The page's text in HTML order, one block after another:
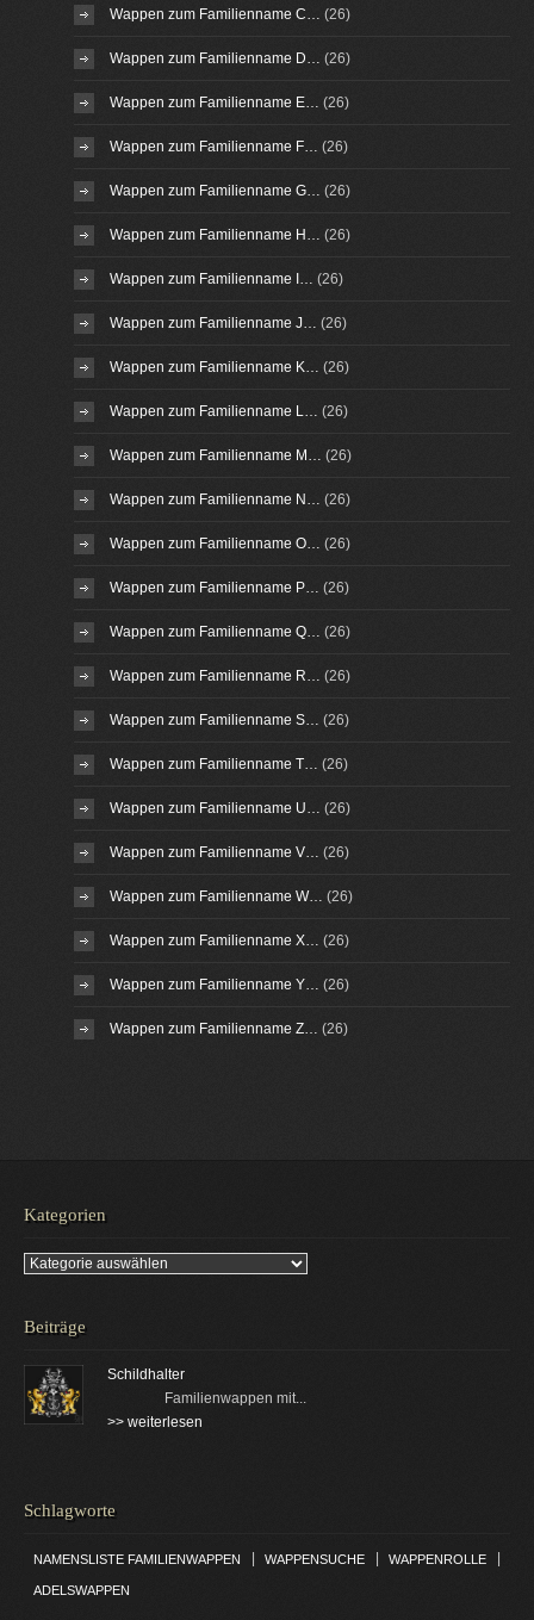
Wappen zum Familienname C… (26)
Wappen zum Familienname D… (26)
Wappen zum Familienname E… (26)
Wappen zum Familienname F… (26)
Wappen zum Familienname G… (26)
Wappen zum Familienname H… (26)
Wappen zum Familienname I… (26)
Wappen zum Familienname J… (26)
Wappen zum Familienname K… (26)
Wappen zum Familienname L… (26)
Wappen zum Familienname M… (26)
Wappen zum Familienname N… (26)
Wappen zum Familienname O… (26)
Wappen zum Familienname P… (26)
Wappen zum Familienname Q… (26)
Wappen zum Familienname R… (26)
Wappen zum Familienname S… (26)
Wappen zum Familienname T… (26)
Wappen zum Familienname U… (26)
Wappen zum Familienname V… (26)
Wappen zum Familienname W… (26)
Wappen zum Familienname X… (26)
Wappen zum Familienname Y… (26)
Wappen zum Familienname Z… (26)
Kategorien
Kategorien
Beiträge
Schildhalter
Familienwappen mit...
>> weiterlesen
Schlagworte
NAMENSLISTE FAMILIENWAPPEN WAPPENSUCHE WAPPENROLLE
ADELSWAPPEN